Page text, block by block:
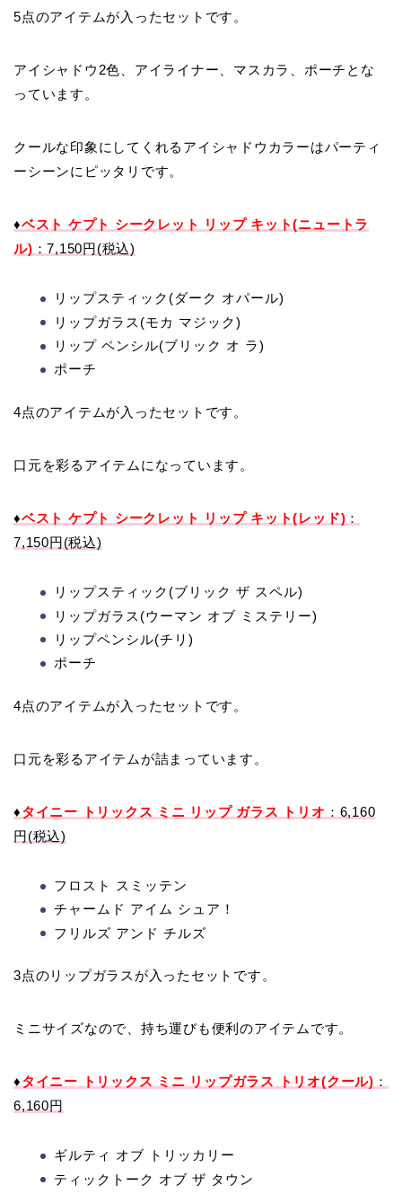
5点のアイテムが入ったセットです。
アイシャドウ2色、アイライナー、マスカラ、ポーチとな
っています。
クールな印象にしてくれるアイシャドウカラーはパーティ
ーシーンにピッタリです。
♦ベスト ケプト シークレット リップ キット(ニュートラ
ル) ：7,150円(税込)
リップスティック(ダーク オパール)
リップガラス(モカ マジック)
リップ ペンシル(ブリック オ ラ)
ポーチ
4点のアイテムが入ったセットです。
口元を彩るアイテムになっています。
♦ベスト ケプト シークレット リップ キット(レッド) ：
7,150円(税込)
リップスティック(ブリック ザ スペル)
リップガラス(ウーマン オブ ミステリー)
リップペンシル(チリ)
ポーチ
4点のアイテムが入ったセットです。
口元を彩るアイテムが詰まっています。
♦タイニー トリックス ミニ リップ ガラス トリオ ：6,160
円(税込)
フロスト スミッテン
チャームド アイム シュア！
フリルズ アンド チルズ
3点のリップガラスが入ったセットです。
ミニサイズなので、持ち運びも便利のアイテムです。
♦タイニー トリックス ミニ リップガラス トリオ(クール) ：
6,160円
ギルティ オブ トリッカリー
ティックトーク オブ ザ タウン